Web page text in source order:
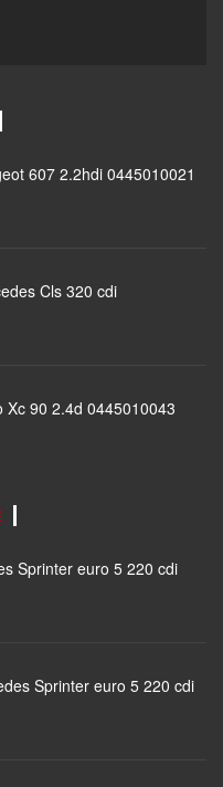
607 2.2hdi 0445010021
Cls 320 cdi
Xc 90 2.4d 0445010043
Sprinter euro 5 220 cdi
Sprinter euro 5 220 cdi